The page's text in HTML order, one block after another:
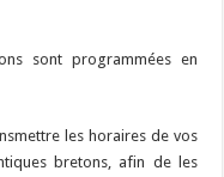
sont programmées en
les horaires de vos
bretons, afin de les